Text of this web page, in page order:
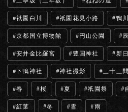
祇園白川 祇園花見小路 鴨川
京都国立博物館 円山公園
安井金比羅宮 豊国神社 新
下鴨神社 神社撮影 三十三
春 桜 夏 祇園祭
紅葉 冬 雪 雨